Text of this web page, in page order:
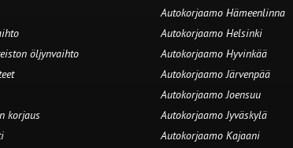
öljynvaihto
korjaus
Autokorjaamo Hämeenlinna
Autokorjaamo Helsinki
Autokorjaamo Hyvinkää
Autokorjaamo Järvenpää
Autokorjaamo Joensuu
Autokorjaamo Jyväskylä
Autokorjaamo Kajaani